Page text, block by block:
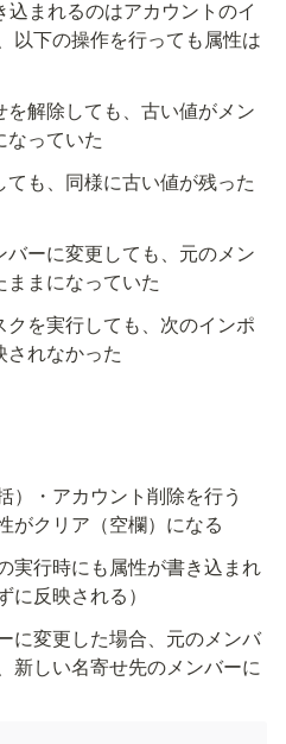
込まれるのはアカウントのイ
以下の操作を行っても属性は
を解除しても、古い値がメン
なっていた
も、同様に古い値が残った
ーに変更しても、元のメン
まになっていた
クを実行しても、次のインポ
されなかった
）・アカウント削除を行う
がクリア（空欄）になる
実行時にも属性が書き込まれ
に反映される）
に変更した場合、元のメンバ
新しい名寄せ先のメンバーに